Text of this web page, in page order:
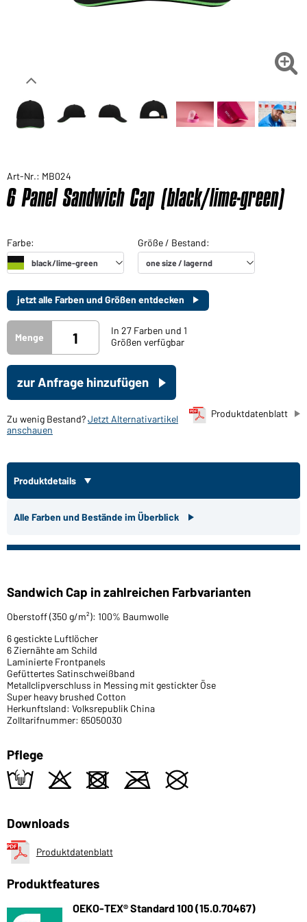

Art-Nr.: MB024
6 Panel Sandwich Cap (black/lime-green)
jetzt alle Farben und Größen entdecken
Menge
In 27 Farben und 1
Größen verfügbar
zur Anfrage hinzufügen
Produktdatenblatt
Zu wenig Bestand?Jetzt Alternativartikel
anschauen
Produktdetails
Alle Farben und Bestände im Überblick
Sandwich Cap in zahlreichen Farbvarianten
Oberstoff (350 g/m²): 100% Baumwolle
6 gestickte Luftlöcher
6 Ziernähte am Schild
Laminierte Frontpanels
Gefüttertes Satinschweißband
Metallclipverschluss in Messing mit gestickter Öse
Super heavy brushed Cotton
Herkunftsland: Volksrepublik China
Zolltarifnummer: 65050030
Pflege
t o d m U
Downloads
Produktdatenblatt
Produktfeatures
OEKO-TEX® Standard 100 (15.0.70467)